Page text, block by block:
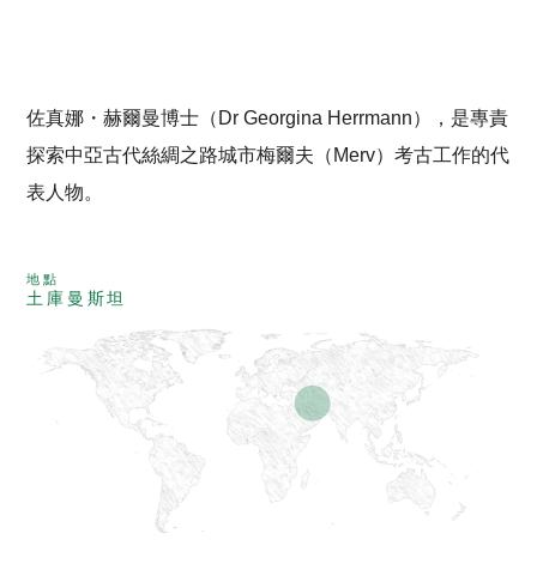
佐真娜・赫爾曼博士（Dr Georgina Herrmann），是專責
探索中亞古代絲綢之路城市梅爾夫（Merv）考古工作的代
表人物。
地點
土庫曼斯坦